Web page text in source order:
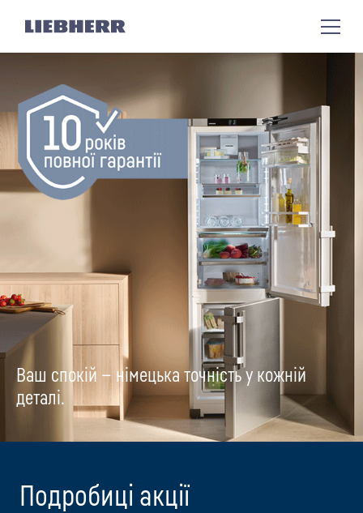
Ваш спокій — німецька точність у кожній
деталі.
Подробиці акції